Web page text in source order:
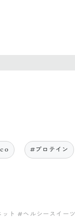
#プロテイン
ト #ヘルシースイーツ